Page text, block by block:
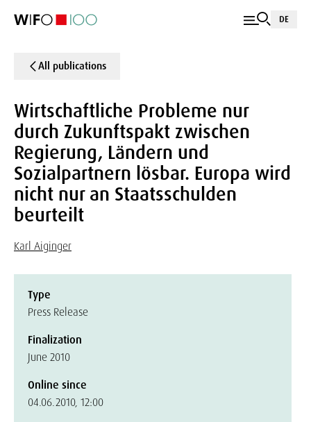
DE
All publications
Wirtschaftliche Probleme nur
durch Zukunftspakt zwischen
Regierung, Ländern und
Sozialpartnern lösbar. Europa wird
nicht nur an Staatsschulden
beurteilt
Karl Aiginger
Type
Press Release
Finalization
June 2010
Online since
04.06.2010, 12:00